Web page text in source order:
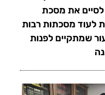
לסיים את מסכת
לעוד מסכתות רבות
שמתקיים לפנות